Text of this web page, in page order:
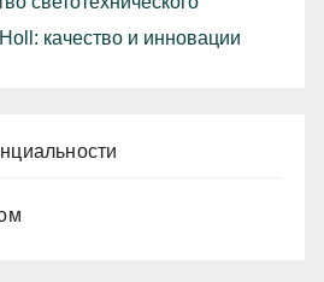
качество и инновации